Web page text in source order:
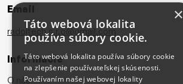
Email
radoltech.s.r.o@gmail.com
Informácie
O nás
×
Táto webová lokalita
používa súbory cookie.
Táto webová lokalita používa súbory cookie
na zlepšenie používateľskej skúsenosti.
Používaním našej webovej lokality